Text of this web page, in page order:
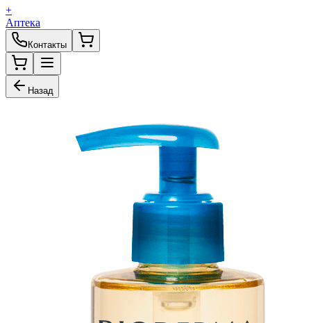
+
Аптека
Контакты
Назад